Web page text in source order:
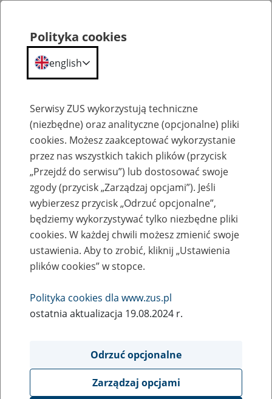
Przepraszamy,
podana strona nie została znaleziona.
Błąd 404
Przejdź do strony głównej
Polityka cookies
english
Serwisy ZUS wykorzystują techniczne
(niezbędne) oraz analityczne (opcjonalne) pliki
cookies. Możesz zaakceptować wykorzystanie
przez nas wszystkich takich plików (przycisk
„Przejdź do serwisu”) lub dostosować swoje
zgody (przycisk „Zarządzaj opcjami”). Jeśli
wybierzesz przycisk „Odrzuć opcjonalne”,
będziemy wykorzystywać tylko niezbędne pliki
cookies. W każdej chwili możesz zmienić swoje
ustawienia. Aby to zrobić, kliknij „Ustawienia
plików cookies” w stopce.
Polityka cookies dla www.zus.pl
ostatnia aktualizacja 19.08.2024 r.
Odrzuć opcjonalne
Zarządzaj opcjami